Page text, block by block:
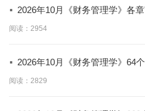
· 2026年10月《财务管理学》各
阅读：2954
· 2026年10月《财务管理学》64
阅读：2829